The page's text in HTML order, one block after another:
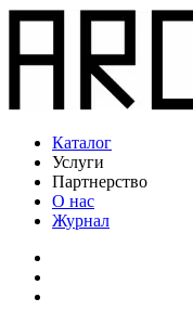
Каталог
Услуги
Партнерство
О нас
Журнал